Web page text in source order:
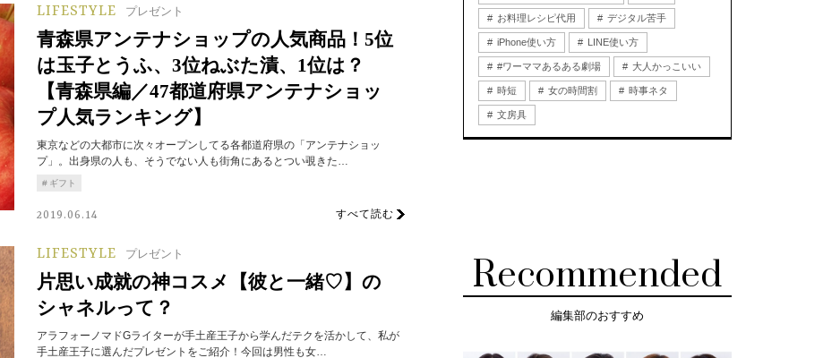
LIFESTYLE プレゼント
青森県アンテナショップの人気商品！5位
は玉子とうふ、3位ねぶた漬、1位は？
【青森県編／47都道府県アンテナショッ
プ人気ランキング】
東京などの大都市に次々オープンしてる各都道府県の「アンテナショッ
プ」。出身県の人も、そうでない人も街角にあるとつい覗きた…
ギフト
2019.06.14 すべて読む
LIFESTYLE プレゼント
片思い成就の神コスメ【彼と一緒♡】の
シャネルって？
アラフォーノマドGライターが手土産王子から学んだテクを活かして、私が
手土産王子に選んだプレゼントをご紹介！今回は男性も女…
お料理レシピ代用 デジタル苦手
iPhone使い方 LINE使い方
#ワーママあるある劇場 大人かっこいい
時短 女の時間割 時事ネタ
文房具
Recommended
編集部のおすすめ